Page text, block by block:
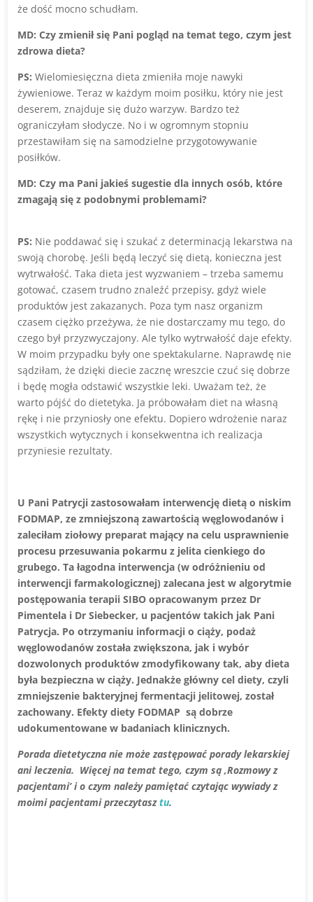
że dość mocno schudłam.
MD: Czy zmienił się Pani pogląd na temat tego, czym jest
zdrowa dieta?
PS:Wielomiesięczna dieta zmieniła moje nawyki
żywieniowe. Teraz w każdym moim posiłku, który nie jest
deserem, znajduje się dużo warzyw. Bardzo też
ograniczyłam słodycze. No i w ogromnym stopniu
przestawiłam się na samodzielne przygotowywanie
posiłków.
MD: Czy ma Pani jakieś sugestie dla innych osób, które
zmagają się z podobnymi problemami?
PS: Nie poddawać się i szukać z determinacją lekarstwa na
swoją chorobę. Jeśli będą leczyć się dietą, konieczna jest
wytrwałość. Taka dieta jest wyzwaniem – trzeba samemu
gotować, czasem trudno znaleźć przepisy, gdyż wiele
produktów jest zakazanych. Poza tym nasz organizm
czasem ciężko przeżywa, że nie dostarczamy mu tego, do
czego był przyzwyczajony. Ale tylko wytrwałość daje efekty.
W moim przypadku były one spektakularne. Naprawdę nie
sądziłam, że dzięki diecie zacznę wreszcie czuć się dobrze
i będę mogła odstawić wszystkie leki. Uważam też, że
warto pójść do dietetyka. Ja próbowałam diet na własną
rękę i nie przyniosły one efektu. Dopiero wdrożenie naraz
wszystkich wytycznych i konsekwentna ich realizacja
przyniesie rezultaty.
U Pani Patrycji zastosowałam interwencję dietą o niskim
FODMAP, ze zmniejszoną zawartością węglowodanów i
zaleciłam ziołowy preparat mający na celu usprawnienie
procesu przesuwania pokarmu z jelita cienkiego do
grubego. Ta łagodna interwencja (w odróżnieniu od
interwencji farmakologicznej) zalecana jest w algorytmie
postępowania terapii SIBO opracowanym przez Dr
Pimentela i Dr Siebecker, u pacjentów takich jak Pani
Patrycja. Po otrzymaniu informacji o ciąży, podaż
węglowodanów została zwiększona, jak i wybór
dozwolonych produktów zmodyfikowany tak, aby dieta
była bezpieczna w ciąży. Jednakże główny cel diety, czyli
zmniejszenie bakteryjnej fermentacji jelitowej, został
zachowany. Efekty diety FODMAP są dobrze
udokumentowane w badaniach klinicznych.
Porada dietetyczna nie może zastępować porady lekarskiej
ani leczenia. Więcej na temat tego, czym są ‚Rozmowy z
pacjentami’ i o czym należy pamiętać czytając wywiady z
moimi pacjentami przeczytasztu.